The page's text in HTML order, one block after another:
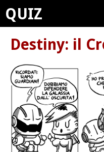
QUIZ
Destiny: il